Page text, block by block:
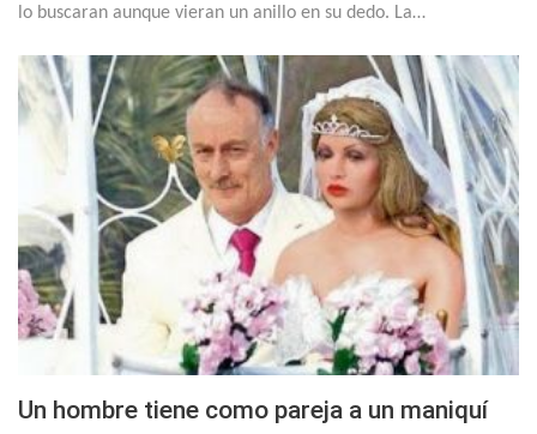
lo buscaran aunque vieran un anillo en su dedo. La…
Un hombre tiene como pareja a un maniquí